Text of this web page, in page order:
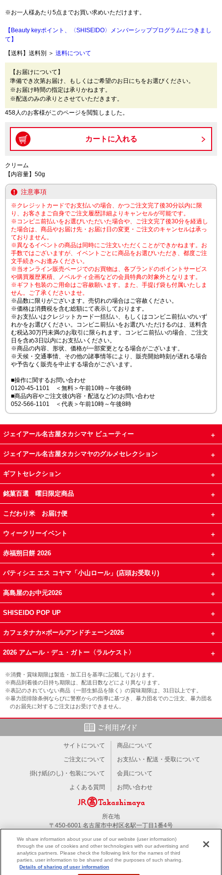
※お一人様あたり5点までお買い求めいただけます。
【Beauty keyポイント、〈SHISEIDO〉メンバーシッププログラムにつきまし
て】
【送料】送料別 ＞ 送料について
【お届けについて】
準備でき次第お届け、もしくはご希望のお日にちをお選びください。
※お届け時間の指定は承りかねます。
※配送のみの承りとさせていただきます。
458人のお客様がこのページを閲覧しました。
クリーム
【内容量】50g
注意事項
※クレジットカードでお支払いの場合、かつご注文完了後30分以内に限
り、お客さまご自身でご注文履歴詳細よりキャンセルが可能です。
※コンビニ前払いをお選びいただいた場合や、ご注文完了後30分を経過し
た場合は、商品やお届け先・お届け日の変更・ご注文のキャンセルは承っ
ておりません。
※異なるイベントの商品は同時にご注文いただくことができかねます。お
手数ではございますが、イベントごとに商品をお選びいただき、都度ご注
文手続きへお進みください。
※当オンライン販売ページでのお買物は、各ブランドのポイントサービス
や購買履歴累積、ノベルティ企画などの会員特典の対象外となります。
※ギフト包装のご用命はご容赦願います。また、手提げ袋も付属いたしま
せん。ご了承くださいませ。
※品数に限りがございます。売切れの場合はご容赦ください。
※価格は消費税を含む総額にて表示しております。
※お支払いはクレジットカード一括払い、もしくはコンビニ前払いのいず
れかをお選びください。コンビニ前払いをお選びいただけるのは、送料含
む税込30万円未満のお取引に限られます。コンビニ前払いの場合、ご注文
日を含め3日以内にお支払いください。
※商品の内容、形状、価格が一部変更となる場合がございます。
※天候・交通事情、その他の諸事情等により、販売開始時刻が遅れる場合
や予告なく販売を中止する場合がございます。
■操作に関するお問い合わせ
0120-45-1101 ＜無料＞午前10時～午後6時
■商品内容やご注文後(内容・配送など)のお問い合わせ
052-566-1101 ＜代表＞午前10時～午後8時
ジェイアール名古屋タカシマヤ ビューティー
ジェイアール名古屋タカシマヤのグルメセレクション
ギフトセレクション
銘菓百選 曜日限定商品
こだわり米 お届け便
ウィークリーイベント
赤福朔日餅 2026
パティシエ エス コヤマ「小山ロール」(店頭お受取り)
高島屋のお中元2026
SHISEIDO POP UP
カフェタナカ×ボールアンドチェーン2026
2026 アムール・デュ・ガトー〈ラルケスト〉
※消費・賞味期限は製造・加工日を基準に記載しております。
※商品到着後の日持ち期限は、配送日数などにより異なります。
※表記のされていない商品（一部生鮮品を除く）の賞味期限は、31日以上です。
※暴力団排除条例ならびに警察からの指導に基づき、暴力団名でのご注文、暴力団名
のお届先に対するご注文はお受けできません。
サイトについて
商品について
ご注文について
お支払い・配送・受取について
掛け紙(のし)・包装について
会員について
よくある質問
お問い合わせ
所在地
〒450-6001 名古屋市中村区名駅一丁目1番4号
PC版を見る
We share information about your use of our website (user information)
through the use of cookies and other technologies with our advertising and
analytics partners. Please check the following link for the names of third
parties, user information to be shared and the purposes of such sharing.
Details of sharing of user information